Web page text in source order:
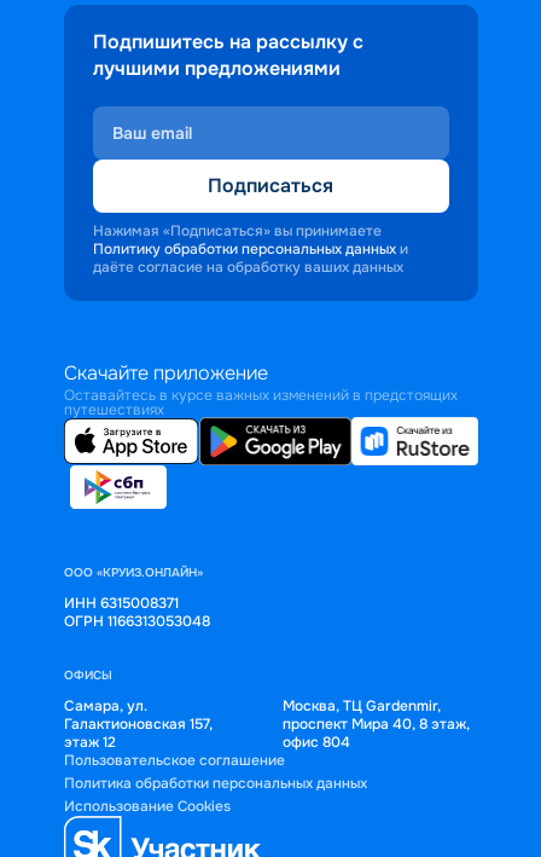
Подпишитесь на рассылку с
лучшими предложениями
Подписаться
Нажимая «Подписаться» вы принимаете
Политику обработки персональных данных и
даёте согласие на обработку ваших данных
Скачайте приложение
Оставайтесь в курсе важных изменений в предстоящих
путешествиях
ООО «КРУИЗ.ОНЛАЙН»
ИНН 6315008371
ОГРН 1166313053048
ОФИСЫ
Самара, ул.
Галактионовская 157,
этаж 12
Москва, ТЦ Gardenmir,
проспект Мира 40, 8 этаж,
офис 804
Пользовательское соглашение
Политика обработки персональных данных
Использование Cookies